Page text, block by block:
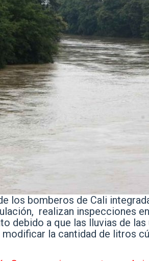
los bomberos de Cali
realizan inspecciones
debido a que las lluvias de
modificar la cantidad de litros